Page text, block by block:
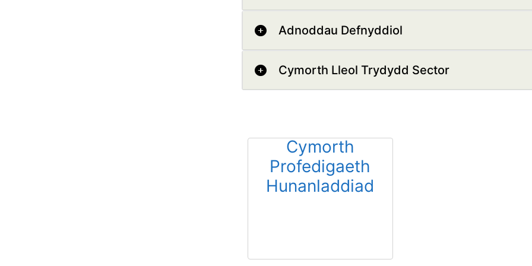
Adnoddau Defnyddiol
Cymorth Lleol Trydydd Sector
Cymorth
Profedigaeth
Hunanladdiad